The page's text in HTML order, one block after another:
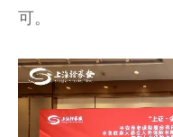
可。